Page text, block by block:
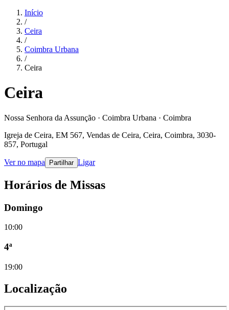
Início
/
Ceira
/
Coimbra Urbana
/
Ceira
Ceira
Nossa Senhora da Assunção · Coimbra Urbana · Coimbra
Igreja de Ceira, EM 567, Vendas de Ceira, Ceira, Coimbra, 3030-
857, Portugal
Ver no mapa Partilhar Ligar
Horários de Missas
Domingo
10:00
4ª
19:00
Localização